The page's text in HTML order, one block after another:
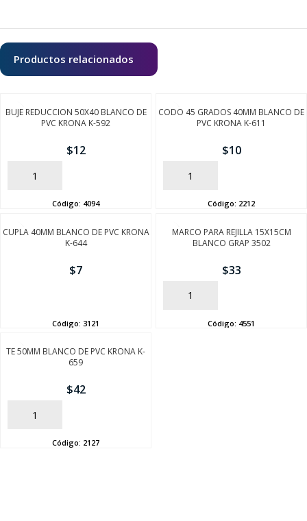
Productos relacionados
BUJE REDUCCION 50X40 BLANCO DE
PVC KRONA K-592
$12
AÑADIR
Código: 4094
CODO 45 GRADOS 40MM BLANCO DE
PVC KRONA K-611
$10
AÑADIR
Código: 2212
CUPLA 40MM BLANCO DE PVC KRONA
K-644
$7
Código: 3121
MARCO PARA REJILLA 15X15CM
BLANCO GRAP 3502
$33
AÑADIR
Código: 4551
TE 50MM BLANCO DE PVC KRONA K-
659
$42
AÑADIR
Código: 2127